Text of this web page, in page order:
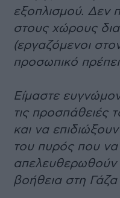
εξοπλισμού. Δεν
στους χώρους
(εργαζόμενοι
προσωπικό
Είμαστε
τις προσπάθειές
και να
του πυρός που να
απελευθερωθούν
βοήθεια στη